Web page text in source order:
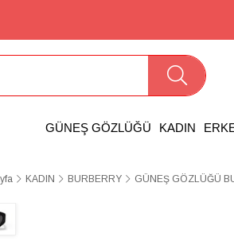
GÜNEŞ GÖZLÜĞÜ KADIN
KADIN BURBERRY GÜNEŞ GÖZLÜĞÜ